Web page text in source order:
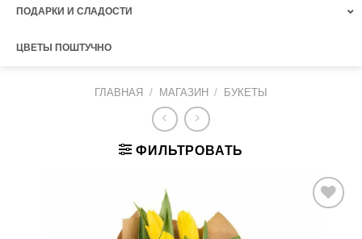
ПОДАРКИ И СЛАДОСТИ
ЦВЕТЫ ПОШТУЧНО
ГЛАВНАЯ / МАГАЗИН / БУКЕТЫ
ФИЛЬТРОВАТЬ